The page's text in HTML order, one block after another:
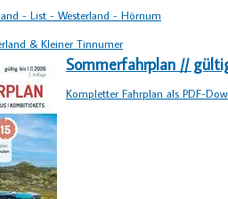
- List - Westerland - Hörnum
& Kleiner Tinnumer
Sommerfahrplan //
Kompletter Fahrplan als PDF-